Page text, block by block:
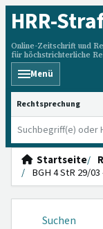
HRR-
Online-Zeitschrift und
für höchstrichterliche
Menü
HRRS durchsuchen
Startseite
BGH 4 StR 29/
Suchen